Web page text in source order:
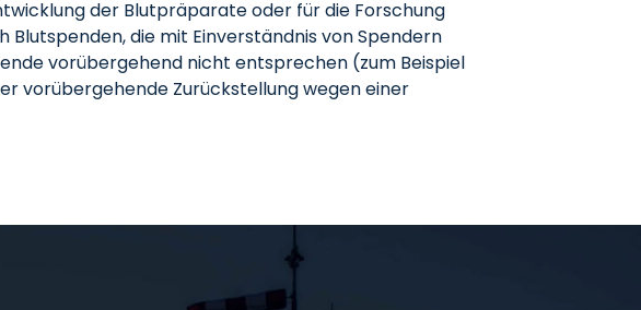
der Blutpräparate oder für die Forschung
Blutspenden, die mit Einverständnis von Spendern
vorübergehend nicht entsprechen (zum Beispiel
vorübergehende Zurückstellung wegen einer